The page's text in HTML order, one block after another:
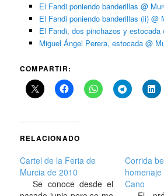
El Fandi poniendo banderillas @
El Fandi poniendo banderillas (ii) @
El Fandi, dos pinchazos y estocada
Miguel Ángel Perera, estocada @
COMPARTIR:
RELACIONADO
Cartel de la Feria de
Murcia de 2010
Se conoce desde el
Corrida
Cano